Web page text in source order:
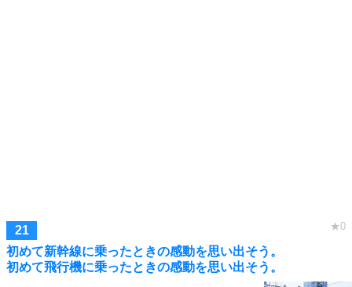
初めて新幹線に乗ったときの感動を思い出そう。
初めて飛行機に乗ったときの感動を思い出そう。